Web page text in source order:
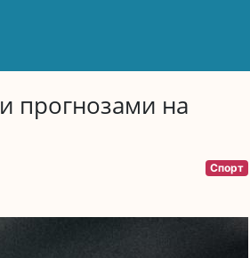
прогнозами на
Спорт